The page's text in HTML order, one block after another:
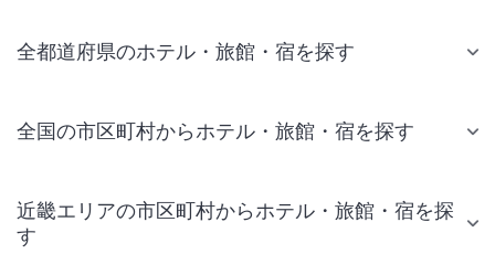
全都道府県のホテル・旅館・宿を探す
全国の市区町村からホテル・旅館・宿を探す
近畿エリアの市区町村からホテル・旅館・宿を探
す